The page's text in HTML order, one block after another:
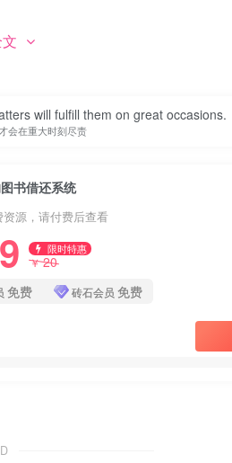
will fulfill them on great occasions.
会在重大时刻尽责
书借还系统
源，请付费后查看
限时特惠
￥20
免费 砖石会员 免费